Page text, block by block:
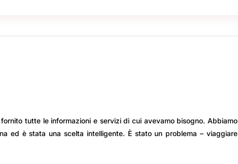
tutte le informazioni e servizi di cui avevamo bisogno. Abbiamo
ed è stata una scelta intelligente. È stato un problema – viaggiare